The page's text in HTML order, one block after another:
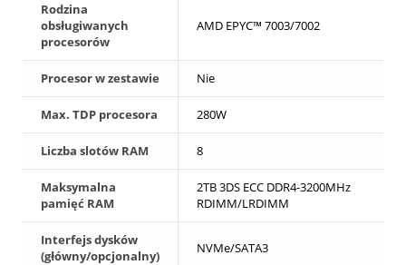
Rodzina
obsługiwanych
procesorów
AMD EPYC™ 7003/7002
Procesor w zestawie Nie
Max. TDP procesora 280W
Liczba slotów RAM 8
Maksymalna
pamięć RAM
2TB 3DS ECC DDR4-3200MHz
RDIMM/LRDIMM
Interfejs dysków
(główny/opcjonalny)
NVMe/SATA3